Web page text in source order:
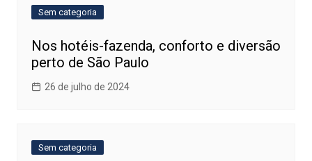
Sem categoria
Nos hotéis-fazenda, conforto e diversão
perto de São Paulo
26 de julho de 2024
Sem categoria